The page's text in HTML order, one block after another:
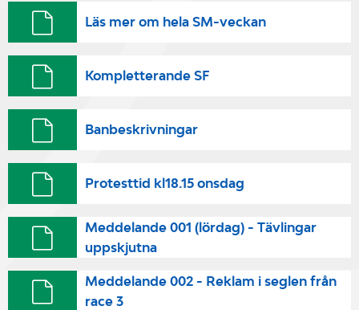
Läs mer om hela SM-veckan
Kompletterande SF
Banbeskrivningar
Protesttid kl18.15 onsdag
Meddelande 001 (lördag) - Tävlingar
uppskjutna
Meddelande 002 - Reklam i seglen från
race 3